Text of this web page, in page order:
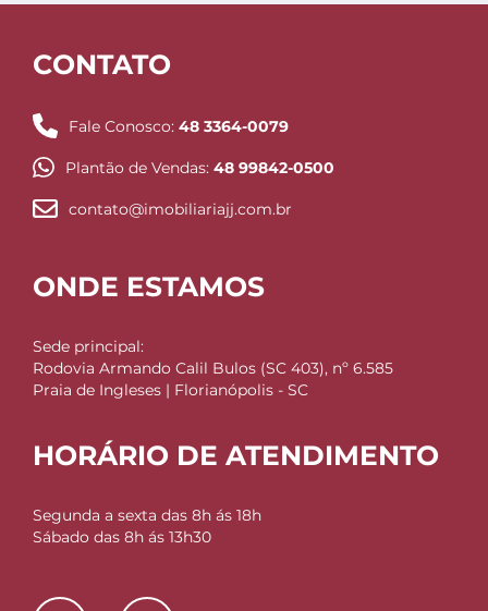
CONTATO
Fale Conosco: 48 3364-0079
Plantão de Vendas: 48 99842-0500
contato@imobiliariajj.com.br
ONDE ESTAMOS
Sede principal:
Rodovia Armando Calil Bulos (SC 403), nº 6.585
Praia de Ingleses | Florianópolis - SC
HORÁRIO DE ATENDIMENTO
Segunda a sexta das 8h ás 18h
Sábado das 8h ás 13h30